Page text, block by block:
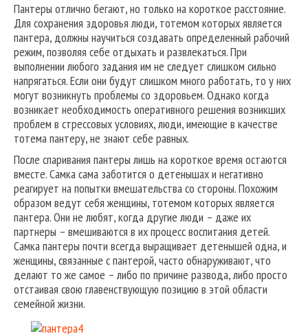
Пантеры отлично бегают, но только на короткое расстояние.
Для сохранения здоровья люди, тотемом которых является
пантера, должны научиться создавать определенный рабочий
режим, позволяя себе отдыхать и развлекаться. При
выполнении любого задания им не следует слишком сильно
напрягаться. Если они будут слишком много работать, то у них
могут возникнуть проблемы со здоровьем. Однако когда
возникает необходимость оперативного решения возникших
проблем в стрессовых условиях, люди, имеющие в качестве
тотема пантеру, не знают себе равных.
После спаривания пантеры лишь на короткое время остаются
вместе. Самка сама заботится о детенышах и негативно
реагирует на попытки вмешательства со стороны. Похожим
образом ведут себя женщины, тотемом которых является
пантера. Они не любят, когда другие люди – даже их
партнеры – вмешиваются в их процесс воспитания детей.
Самка пантеры почти всегда выращивает детенышей одна, и
женщины, связанные с пантерой, часто обнаруживают, что
делают то же самое – либо по причине развода, либо просто
отстаивая свою главенствующую позицию в этой области
семейной жизни.